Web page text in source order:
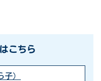
こちら
）